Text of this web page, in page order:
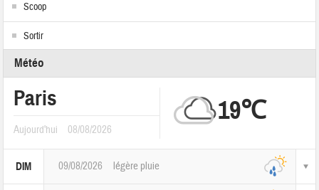
Scoop
Sortir
Météo
Paris
Aujourd'hui 08/08/2026
19℃
DIM 09/08/2026 légère pluie